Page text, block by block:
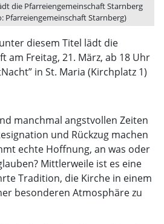
die Pfarreiengemeinschaft Starnberg
Pfarreiengemeinschaft Starnberg)
diesem Titel lädt die
am Freitag, 21. März, ab 18 Uhr
in St. Maria (Kirchplatz 1)
manchmal angstvollen Zeiten
und Rückzug machen
echte Hoffnung, an was oder
Mittlerweile ist es eine
Tradition, die Kirche in einem
besonderen Atmosphäre zu